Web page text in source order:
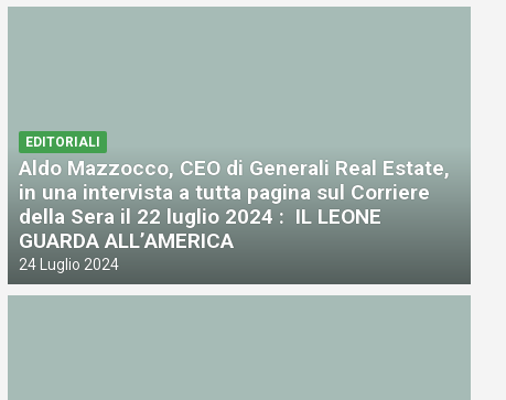
EDITORIALI
Aldo Mazzocco, CEO di Generali Real Estate,
in una intervista a tutta pagina sul Corriere
della Sera il 22 luglio 2024 : IL LEONE
GUARDA ALL’AMERICA
24 Luglio 2024